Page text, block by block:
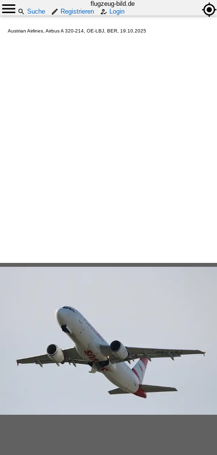
flugzeug-bild.de
Suche
Registrieren Login
Austrian Airlines, Airbus A 320-214, OE-LBJ, BER, 19.10.2025